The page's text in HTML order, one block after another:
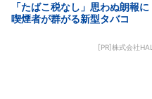
「たばこ税なし」思わぬ朗報に
喫煙者が群がる新型タバコ
[PR]株式会社HAL